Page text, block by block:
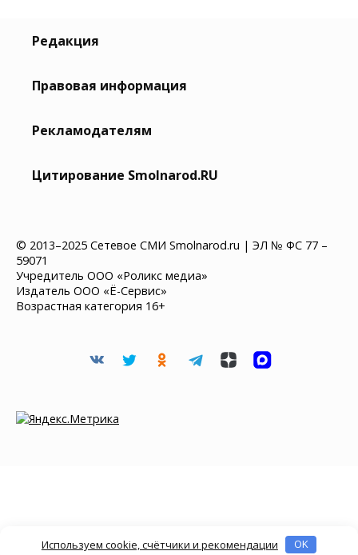
Редакция
Правовая информация
Рекламодателям
Цитирование Smolnarod.RU
© 2013–2025 Сетевое СМИ Smolnarod.ru | ЭЛ № ФС 77 –
59071
Учредитель ООО «Роликс медиа»
Издатель ООО «Ё-Сервис»
Возрастная категория 16+
Используем cookie, счётчики и рекомендации OK